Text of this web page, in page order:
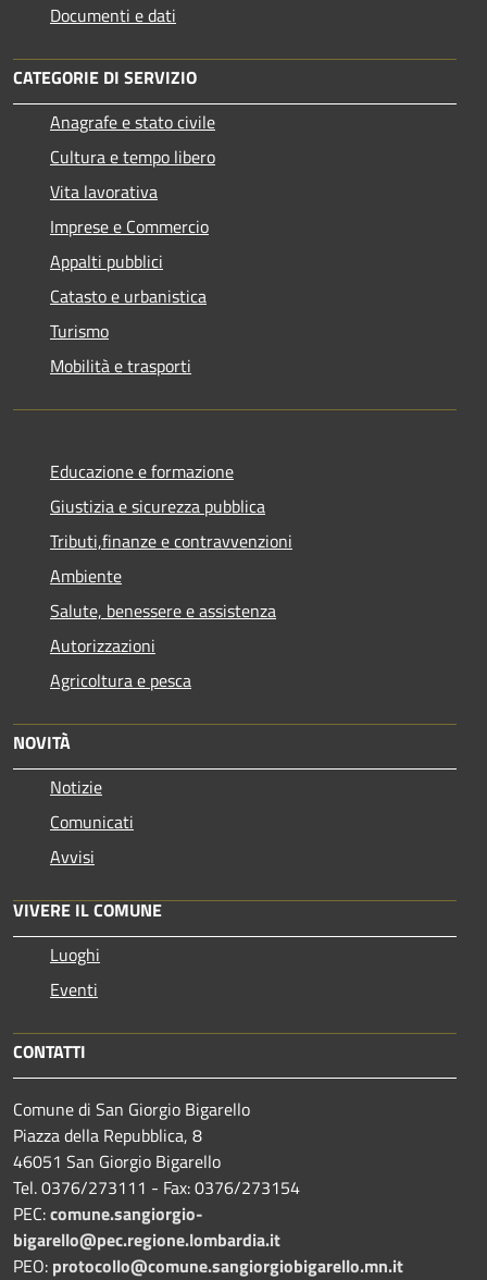
Documenti e dati
CATEGORIE DI SERVIZIO
Anagrafe e stato civile
Cultura e tempo libero
Vita lavorativa
Imprese e Commercio
Appalti pubblici
Catasto e urbanistica
Turismo
Mobilità e trasporti
Educazione e formazione
Giustizia e sicurezza pubblica
Tributi,finanze e contravvenzioni
Ambiente
Salute, benessere e assistenza
Autorizzazioni
Agricoltura e pesca
NOVITÀ
Notizie
Comunicati
Avvisi
VIVERE IL COMUNE
Luoghi
Eventi
CONTATTI
Comune di San Giorgio Bigarello
Piazza della Repubblica, 8
46051 San Giorgio Bigarello
Tel. 0376/273111 - Fax: 0376/273154
PEC:comune.sangiorgio-
bigarello@pec.regione.lombardia.it
PEO: protocollo@comune.sangiorgiobigarello.mn.it